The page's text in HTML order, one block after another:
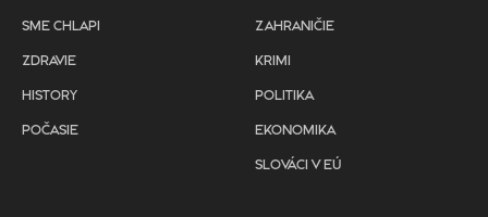
SME CHLAPI
ZDRAVIE
HISTORY
POČASIE
ZAHRANIČIE
KRIMI
POLITIKA
EKONOMIKA
SLOVÁCI V EÚ